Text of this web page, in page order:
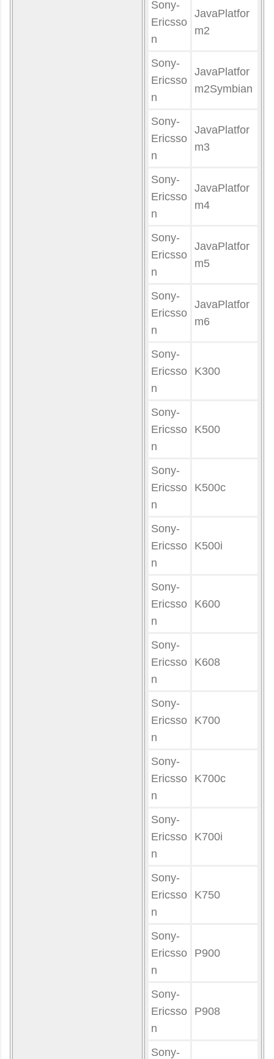
Sony-
Ericsso
n
JavaPlatfor
m2
Sony-
Ericsso
n
JavaPlatfor
m2Symbian
Sony-
Ericsso
n
JavaPlatfor
m3
Sony-
Ericsso
n
JavaPlatfor
m4
Sony-
Ericsso
n
JavaPlatfor
m5
Sony-
Ericsso
n
JavaPlatfor
m6
Sony-
Ericsso
n
K300
Sony-
Ericsso
n
K500
Sony-
Ericsso
n
K500c
Sony-
Ericsso
n
K500i
Sony-
Ericsso
n
K600
Sony-
Ericsso
n
K608
Sony-
Ericsso
n
K700
Sony-
Ericsso
n
K700c
Sony-
Ericsso
n
K700i
Sony-
Ericsso
n
K750
Sony-
Ericsso
n
P900
Sony-
Ericsso
n
P908
Sony-